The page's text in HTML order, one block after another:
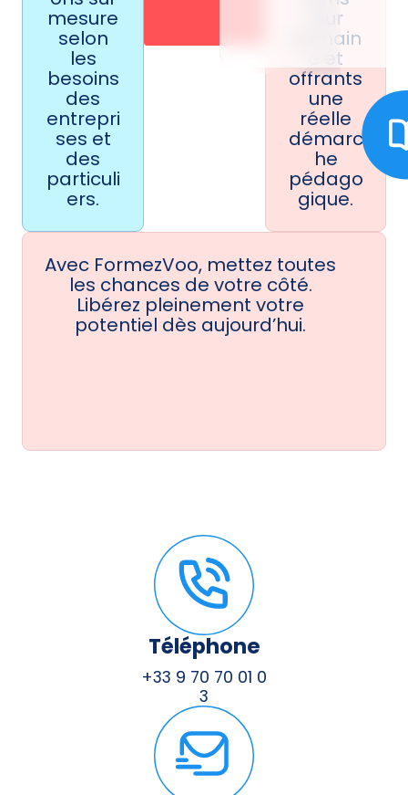
mesure
selon
les
besoins
des
entrepri
ses et
des
particuli
ers.
leur
domain
e et
offrants
une
réelle
démarc
he
pédago
gique.
Avec FormezVoo, mettez toutes
les chances de votre côté.
Libérez pleinement votre
potentiel dès aujourd’hui.
Téléphone
+33 9 70 70 01 0
3